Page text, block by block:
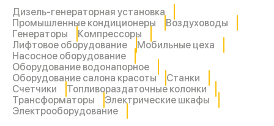
Дизель-генераторная установка
Промышленные кондиционеры
Воздуховоды
Генераторы
Компрессоры
Лифтовое оборудование
Мобильные цеха
Насосное оборудование
Оборудование водонапорное
Оборудование салона красоты
Станки
Счетчики
Топливораздаточные колонки
Трансформаторы
Электрические шкафы
Электрооборудование